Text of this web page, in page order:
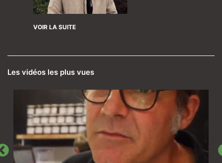
VOIR LA SUITE
Les vidéos les plus vues